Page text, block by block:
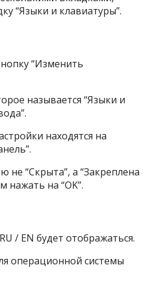
“Языки и клавиатуры”.
“Изменить
называется “Языки и
находятся на
“Скрыта”, а “Закреплена
нажать на “OK”.
/ EN будет отображаться.
операционной системы